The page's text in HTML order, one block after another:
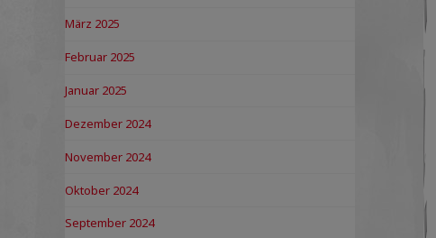
März 2025
Februar 2025
Januar 2025
Dezember 2024
November 2024
Oktober 2024
September 2024